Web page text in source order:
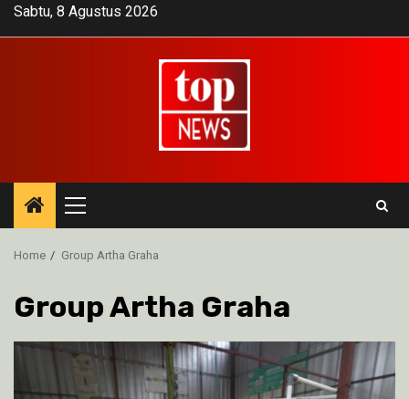
SkipSabtu, 8 Agustus 2026
Primary
Menu
Home Group Artha Graha
Group Artha Graha